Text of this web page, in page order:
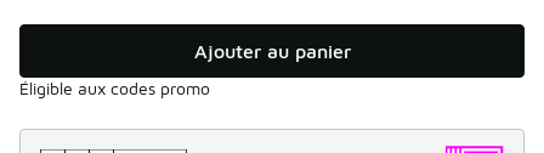
Ajouter au panier
Éligible aux codes promo